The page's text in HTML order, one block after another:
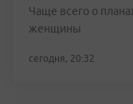
Чаще всего о
женщины
сегодня, 20:32